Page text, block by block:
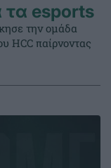
τα esports
την ομάδα
HCC παίρνοντας